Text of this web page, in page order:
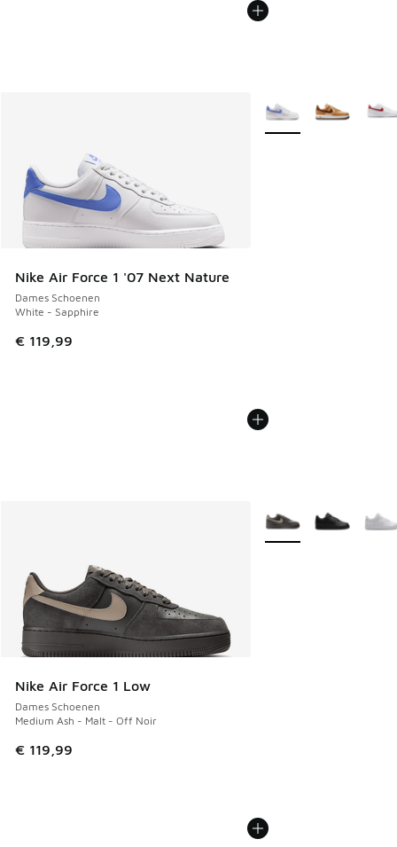
Nike Air Force 1 '07 Next Nature
Dames Schoenen
White - Sapphire
€ 119,99
Meer kleuren
Nike Air Force 1 Low
Dames Schoenen
Medium Ash - Malt - Off Noir
€ 119,99
Meer kleuren